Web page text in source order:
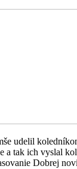
udelil
a tak ich vyslal
Dobrej